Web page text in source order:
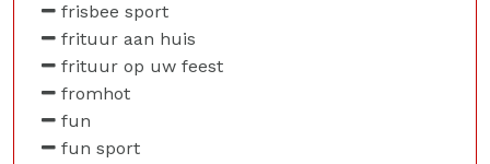
frisbee sport
frituur aan huis
frituur op uw feest
fromhot
fun
fun sport